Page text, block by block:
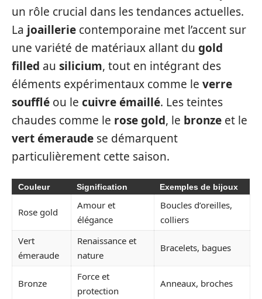
un rôle crucial dans les tendances actuelles.
La joaillerie contemporaine met l’accent sur
une variété de matériaux allant du gold
filled au silicium, tout en intégrant des
éléments expérimentaux comme le verre
soufflé ou le cuivre émaillé. Les teintes
chaudes comme le rose gold, le bronze et le
vert émeraude se démarquent
particulièrement cette saison.
Couleur Signification Exemples de bijoux
Rose gold
Amour et
élégance
Boucles d’oreilles,
colliers
Vert
émeraude
Renaissance et
nature
Bracelets, bagues
Bronze
Force et
protection
Anneaux, broches